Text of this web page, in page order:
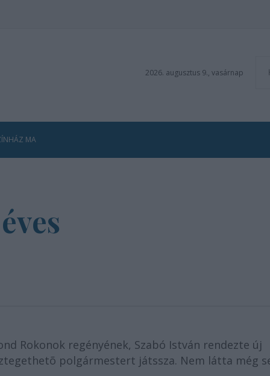
2026. augusztus 9., vasárnap
MA
Rokonok regényének, Szabó István rendezte új
polgármestert játssza. Nem látta még